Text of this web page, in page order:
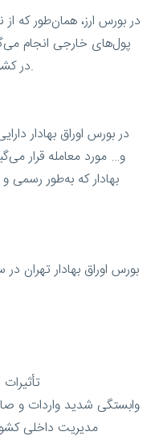
در بورس ارز، همان‌طور
پول‌های خارجی انجام
در کشورهای پیشرفته فعالیت چشمگیری دارد.
در بورس اوراق بهادار
و… مورد معامله قرار
بهادار که به‌طور
*
* وابستگی شدید واردات و
* مدیریت داخلی